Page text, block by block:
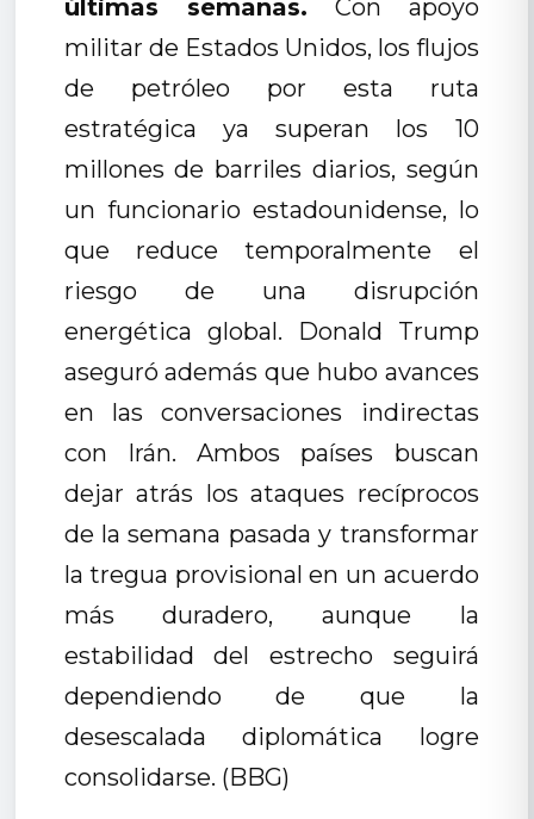
últimas semanas. Con apoyo
militar de Estados Unidos, los flujos
de petróleo por esta ruta
estratégica ya superan los 10
millones de barriles diarios, según
un funcionario estadounidense, lo
que reduce temporalmente el
riesgo de una disrupción
energética global. Donald Trump
aseguró además que hubo avances
en las conversaciones indirectas
con Irán. Ambos países buscan
dejar atrás los ataques recíprocos
de la semana pasada y transformar
la tregua provisional en un acuerdo
más duradero, aunque la
estabilidad del estrecho seguirá
dependiendo de que la
desescalada diplomática logre
consolidarse. (BBG)